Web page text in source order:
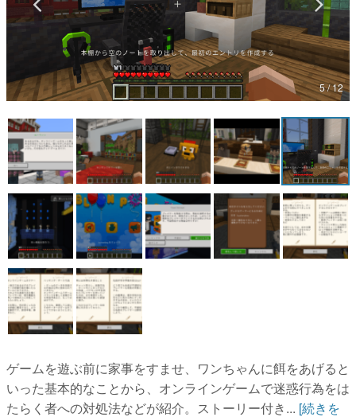
カテゴリ
特集記事
マンガ
女性向け
アプリレビュー
その他
電ファミニコゲーマーとは？
運営：株式会社マレ
5 / 12
ゲームを遊ぶ前に家事をすませ、ワンちゃんに餌をあげると
いった基本的なことから、オンラインゲームで迷惑行為をは
たらく者への対処法などが紹介。ストーリー付き... [続きを